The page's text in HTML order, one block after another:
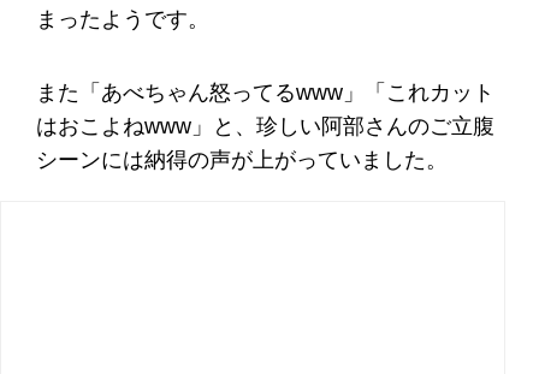
まったようです。
また「あべちゃん怒ってるwww」「これカット
はおこよねwww」と、珍しい阿部さんのご立腹
シーンには納得の声が上がっていました。